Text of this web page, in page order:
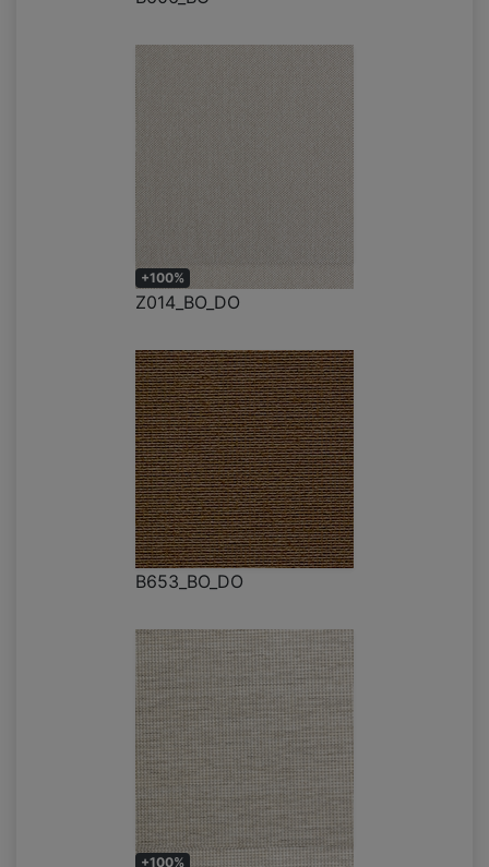
+100%
Z014_BO_DO
B653_BO_DO
+100%